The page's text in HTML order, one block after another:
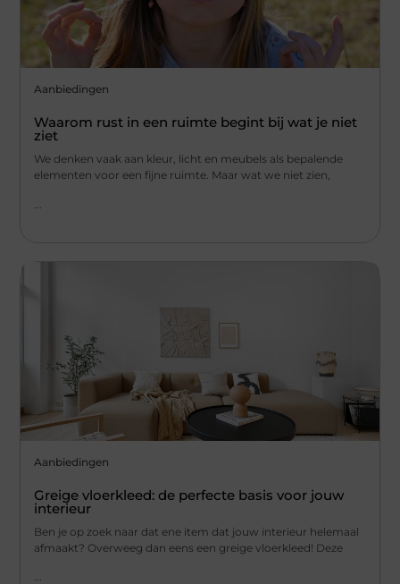
Aanbiedingen
Waarom rust in een ruimte begint bij wat je niet
ziet
We denken vaak aan kleur, licht en meubels als bepalende
elementen voor een fijne ruimte. Maar wat we niet zien,
Aanbiedingen
Greige vloerkleed: de perfecte basis voor jouw
interieur
Ben je op zoek naar dat ene item dat jouw interieur helemaal
afmaakt? Overweeg dan eens een greige vloerkleed! Deze